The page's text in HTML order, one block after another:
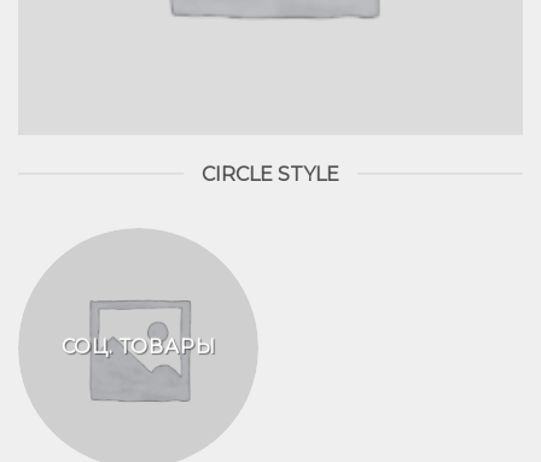
CIRCLE STYLE
СОЦ. ТОВАРЫ